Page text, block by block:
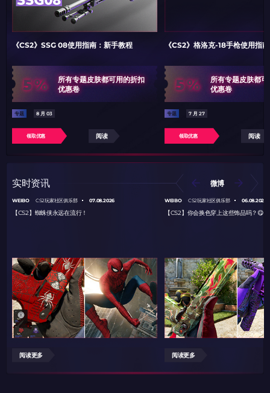
《CS2》SSG 08使用指南：新手教程
5%
所有专题皮肤都可用的折扣
优惠卷
专题 8 月 03
领取优惠 阅读
《CS2》格洛克-18手枪使用指
5%
所有专题皮肤都
优惠卷
专题 7 月 27
领取优惠 阅读
实时资讯 微博
WEIBO CS2玩家社区俱乐部 07.08.2026
【CS2】蜘蛛侠永远在流行！
阅读更多
WEIBO CS2玩家社区俱乐部 06.08.2026
【CS2】你会换色穿上这些饰品吗？😋
阅读更多